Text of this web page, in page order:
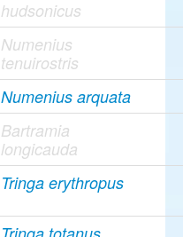
hudsonicus
Numenius
tenuirostris
Numenius arquata
Bartramia
longicauda
Tringa erythropus